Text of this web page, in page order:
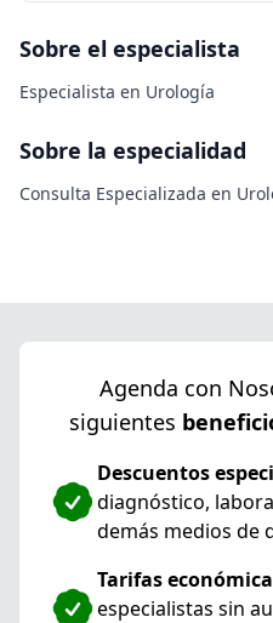
Sobre el especialista
Especialista en Urología
Sobre la especialidad
Consulta Especializada en
Agenda con
siguientes
Descuentos
diagnóstico,
demás medios de
Tarifas
especialistas sin